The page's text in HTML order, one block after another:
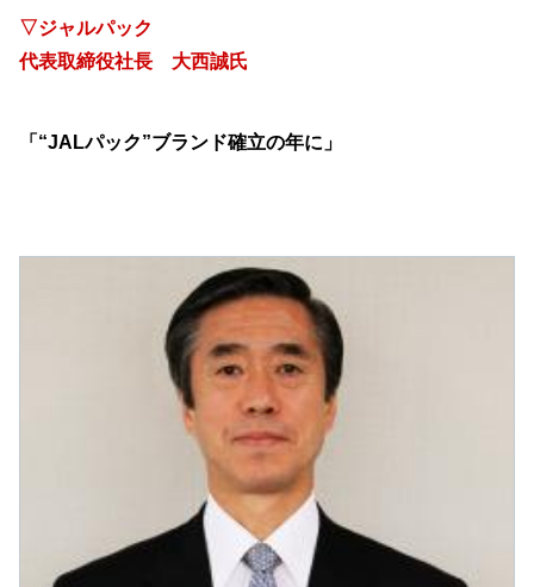
▽ジャルパック
代表取締役社長 大西誠氏
「“JALパック”ブランド確立の年に」